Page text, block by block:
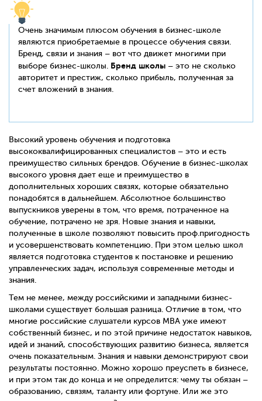
Очень значимым плюсом обучения в бизнес-школе
являются приобретаемые в процессе обучения связи.
Бренд, связи и знания – вот что движет многими при
выборе бизнес-школы. Бренд школы – это не сколько
авторитет и престиж, сколько прибыль, полученная за
счет вложений в знания.
Высокий уровень обучения и подготовка
высококвалифицированных специалистов – это и есть
преимущество сильных брендов. Обучение в бизнес-школах
высокого уровня дает еще и преимущество в
дополнительных хороших связях, которые обязательно
понадобятся в дальнейшем. Абсолютное большинство
выпускников уверены в том, что время, потраченное на
обучение, потрачено не зря. Новые знания и навыки,
полученные в школе позволяют повысить проф.пригодность
и усовершенствовать компетенцию. При этом целью школ
является подготовка студентов к постановке и решению
управленческих задач, используя современные методы и
знания.
Тем не менее, между российскими и западными бизнес-
школами существует большая разница. Отличие в том, что
многие российские слушатели курсов MBA уже имеют
собственный бизнес, и по этой причине недостаток навыков,
идей и знаний, способствующих развитию бизнеса, является
очень показательным. Знания и навыки демонстрируют свои
результаты постоянно. Можно хорошо преуспеть в бизнесе,
и при этом так до конца и не определится: чему ты обязан –
образованию, связям, таланту или фортуне. Или же это